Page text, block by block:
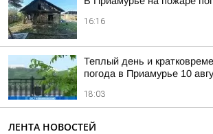
16:16
Теплый день и
погода в Приамурье 10
18:03
ЛЕНТА НОВОСТЕЙ